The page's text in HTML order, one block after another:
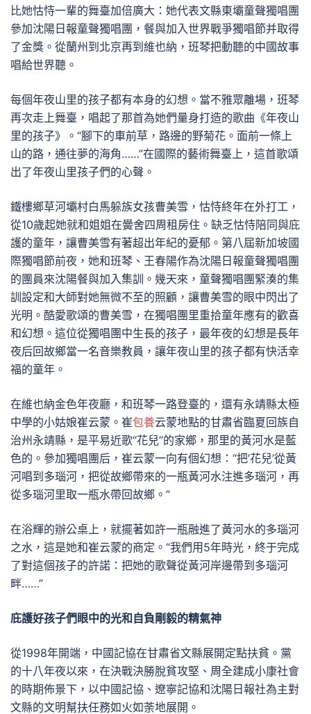
比她怙恃一輩的舞臺加倍廣大：她代表文縣東壩童聲獨唱團
參加沈陽日報童聲獨唱團，餐與加入世界戰爭獨唱節并取得
了金獎。從蘭州到北京再到維也納，班琴把動聽的中國故事
唱給世界聽。
每個年夜山里的孩子都有本身的幻想。當不雅眾離場，班琴
再次走上舞臺，唱起了那首為她們量身打造的歌曲《年夜山
里的孩子》。“腳下的車前草，路邊的野菊花。面前一條上
山的路，通往夢的海角……”在國際的藝術舞臺上，這首歌頌
出了年夜山里孩子們的心聲。
鐵樓鄉草河壩村白馬躲族女孩曹美雪，怙恃終年在外打工，
從10歲起她就和姐姐在黌舍四周租房住。缺乏怙恃陪同與庇
護的童年，讓曹美雪有著超出年紀的憂郁。第八屆新加坡國
際獨唱節前夜，她和班琴、王春陽作為沈陽日報童聲獨唱團
的團員來沈陽餐與加入集訓。幾天來，童聲獨唱團緊湊的集
訓設定和大師對她無微不至的照顧，讓曹美雪的眼中閃出了
光明。酷愛歌頌的曹美雪，在獨唱團里重拾童年應有的歡喜
和幻想。這位從獨唱團中生長的孩子，最年夜的幻想是長年
夜后回故鄉當一名音樂教員，讓年夜山里的孩子都有快活幸
福的童年。
在維也納金色年夜廳，和班琴一路登臺的，還有永靖縣太極
中學的小姑娘崔云蒙。崔包養云蒙地點的甘肅省臨夏回族自
治州永靖縣，是平易近歌“花兒”的家鄉，那里的黃河水是藍
色的。參加獨唱團后，崔云蒙一向有個幻想：“把‘花兒’從黃
河唱到多瑙河，把從故鄉帶來的一瓶黃河水注進多瑙河，再
從多瑙河里取一瓶水帶回故鄉。”
在浴輝的辦公桌上，就擺著如許一瓶融進了黃河水的多瑙河
之水，這是她和崔云蒙的商定。“我們用5年時光，終于完成
了對這個孩子的許諾：把她的歌聲從黃河岸邊帶到多瑙河
畔……”
庇護好孩子們眼中的光和自負剛毅的精氣神
從1998年開端，中國記協在甘肅省文縣展開定點扶貧。黨
的十八年夜以來，在決戰決勝脫貧攻堅、周全建成小康社會
的時期佈景下，以中國記協、遼寧記協和沈陽日報社為主對
文縣的文明幫扶任務如火如荼地展開。